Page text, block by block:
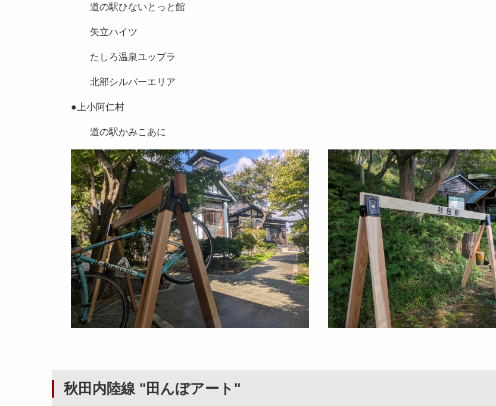
道の駅ひないとっと館
矢立ハイツ
たしろ温泉ユップラ
北部シルバーエリア
●上小阿仁村
道の駅かみこあに
秋田内陸線 "田んぼアート"